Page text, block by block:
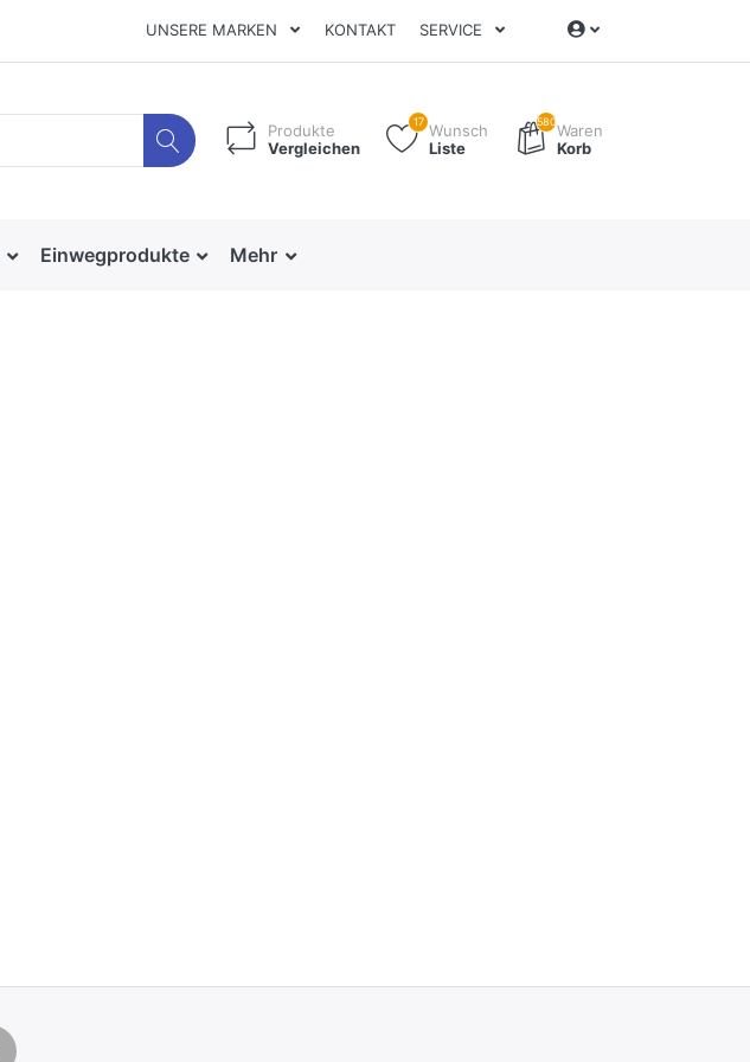
UNSERE MARKEN KONTAKT SERVICE
Produkte
Vergleichen
17 Wunsch
Liste
580Waren
Korb
Einwegprodukte Mehr